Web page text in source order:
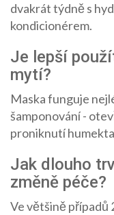
dvakrát týdně s
kondicionérem.
Je lepší
mytí?
Maska funguje
šamponování -
proniknutí
Jak dlouho
změně péče?
Ve většině případů